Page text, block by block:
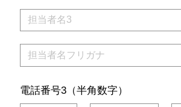
電話番号3（半角数字）